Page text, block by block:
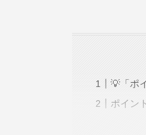
💡「ポ
ポイン